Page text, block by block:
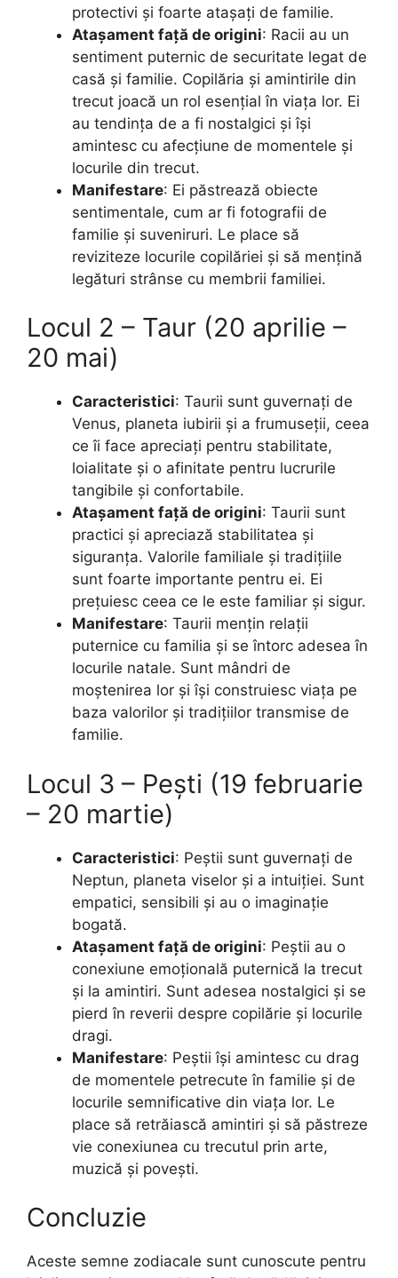
protectivi și foarte atașați de familie.
Atașament față de origini: Racii au un
sentiment puternic de securitate legat de
casă și familie. Copilăria și amintirile din
trecut joacă un rol esențial în viața lor. Ei
au tendința de a fi nostalgici și își
amintesc cu afecțiune de momentele și
locurile din trecut.
Manifestare: Ei păstrează obiecte
sentimentale, cum ar fi fotografii de
familie și suveniruri. Le place să
reviziteze locurile copilăriei și să mențină
legături strânse cu membrii familiei.
Locul 2 – Taur (20 aprilie –
20 mai)
Caracteristici: Taurii sunt guvernați de
Venus, planeta iubirii și a frumuseții, ceea
ce îi face apreciați pentru stabilitate,
loialitate și o afinitate pentru lucrurile
tangibile și confortabile.
Atașament față de origini: Taurii sunt
practici și apreciază stabilitatea și
siguranța. Valorile familiale și tradițiile
sunt foarte importante pentru ei. Ei
prețuiesc ceea ce le este familiar și sigur.
Manifestare: Taurii mențin relații
puternice cu familia și se întorc adesea în
locurile natale. Sunt mândri de
moștenirea lor și își construiesc viața pe
baza valorilor și tradițiilor transmise de
familie.
Locul 3 – Pești (19 februarie
– 20 martie)
Caracteristici: Peștii sunt guvernați de
Neptun, planeta viselor și a intuiției. Sunt
empatici, sensibili și au o imaginație
bogată.
Atașament față de origini: Peștii au o
conexiune emoțională puternică la trecut
și la amintiri. Sunt adesea nostalgici și se
pierd în reverii despre copilărie și locurile
dragi.
Manifestare: Peștii își amintesc cu drag
de momentele petrecute în familie și de
locurile semnificative din viața lor. Le
place să retrăiască amintiri și să păstreze
vie conexiunea cu trecutul prin arte,
muzică și povești.
Concluzie
Aceste semne zodiacale sunt cunoscute pentru